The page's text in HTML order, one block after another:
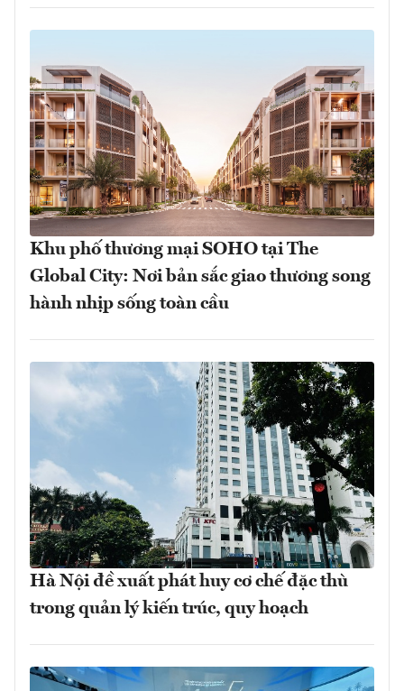
Khu phố thương mại SOHO tại The
Global City: Nơi bản sắc giao thương song
hành nhịp sống toàn cầu
Hà Nội đề xuất phát huy cơ chế đặc thù
trong quản lý kiến trúc, quy hoạch